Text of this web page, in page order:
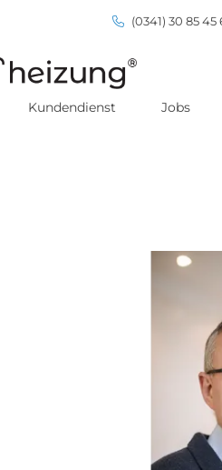
(0341) 30 85 45
Kundendienst Jobs